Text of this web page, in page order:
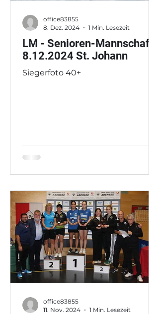
LM - Senioren-Mannschaft
8.12.2024 St. Johann
Siegerfoto 40+
office83855
8. Dez. 2024
1 Min. Lesezeit
office83855
11. Nov. 2024
1 Min. Lesezeit